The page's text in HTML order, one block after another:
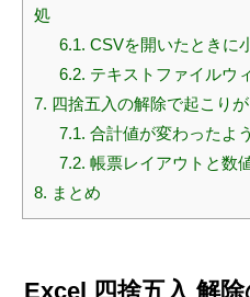
処
6.1. CSVを開いたときに
6.2. テキストファイルウ
7. 四捨五入の解除で起こり
7.1. 合計値が変わったよ
7.2. 帳票レイアウトと数
8. まとめ
Excel 四捨五入 解